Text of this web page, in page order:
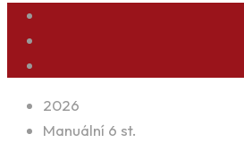
2026
Manuální 6 st.